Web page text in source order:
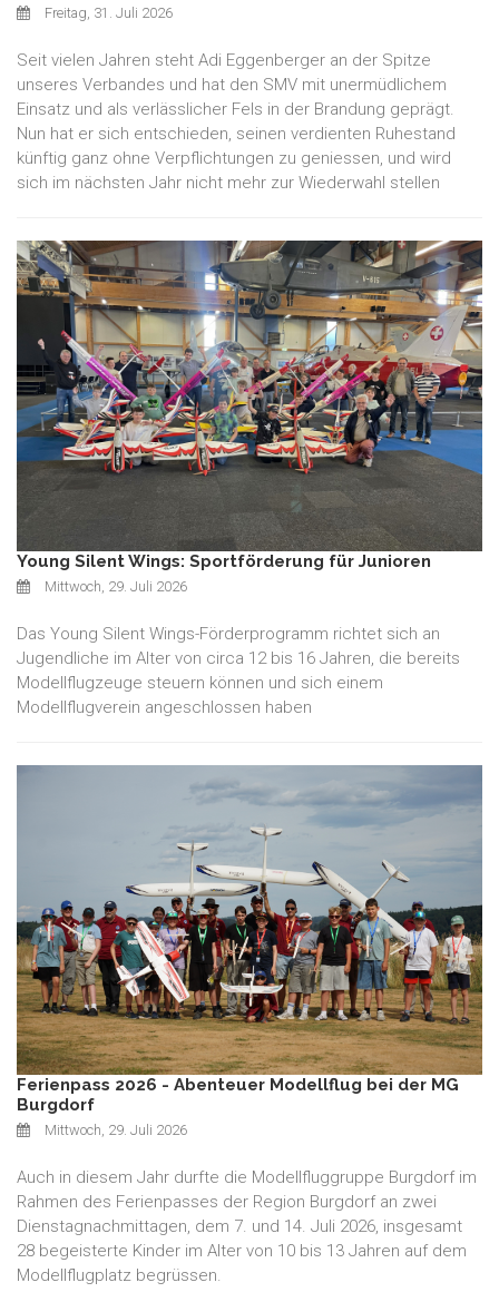
Freitag, 31. Juli 2026
Seit vielen Jahren steht Adi Eggenberger an der Spitze
unseres Verbandes und hat den SMV mit unermüdlichem
Einsatz und als verlässlicher Fels in der Brandung geprägt.
Nun hat er sich entschieden, seinen verdienten Ruhestand
künftig ganz ohne Verpflichtungen zu geniessen, und wird
sich im nächsten Jahr nicht mehr zur Wiederwahl stellen
Young Silent Wings: Sportförderung für Junioren
Mittwoch, 29. Juli 2026
Das Young Silent Wings-Förderprogramm richtet sich an
Jugendliche im Alter von circa 12 bis 16 Jahren, die bereits
Modellflugzeuge steuern können und sich einem
Modellflugverein angeschlossen haben
Ferienpass 2026 - Abenteuer Modellflug bei der MG
Burgdorf
Mittwoch, 29. Juli 2026
Auch in diesem Jahr durfte die Modellfluggruppe Burgdorf im
Rahmen des Ferienpasses der Region Burgdorf an zwei
Dienstagnachmittagen, dem 7. und 14. Juli 2026, insgesamt
28 begeisterte Kinder im Alter von 10 bis 13 Jahren auf dem
Modellflugplatz begrüssen.